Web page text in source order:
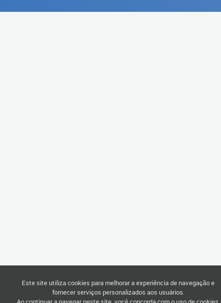
Este site utiliza cookies para melhorar a experiência de navegação e
fornecer serviços personalizados aos usuários.